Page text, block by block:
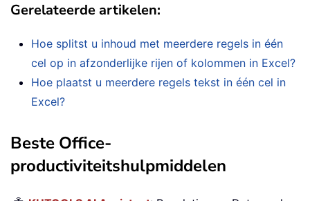
Gerelateerde artikelen:
Hoe splitst u inhoud met meerdere regels in één
cel op in afzonderlijke rijen of kolommen in Excel?
Hoe plaatst u meerdere regels tekst in één cel in
Excel?
Beste Office-
productiviteitshulpmiddelen